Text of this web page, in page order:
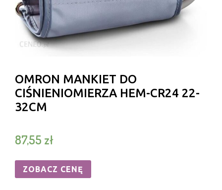
OMRON MANKIET DO
CIŚNIENIOMIERZA HEM-CR24 22-
32CM
87,55 zł
ZOBACZ CENĘ